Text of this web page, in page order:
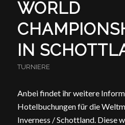
WORLD
IN
TURNIERE
Anbei findet ihr weitere
Hotelbuchungen für die
Inverness / Schottland. Diese